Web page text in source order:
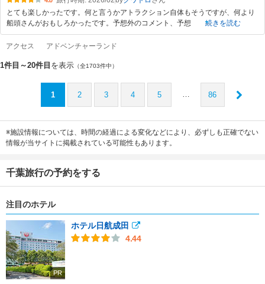
とても楽しかったです。何と言うかアトラクション自体もそうですが、何より
船頭さんがおもしろかったです。予想外のコメント、予想
続きを読む
アクセス アドベンチャーランド
1件目～20件目 を表示 （全1703件中）
1 2 3 4 5 86
※施設情報については、時間の経過による変化などにより、必ずしも正確でない
情報が当サイトに掲載されている可能性もあります。
千葉旅行の予約をする
注目のホテル
PR
ホテル日航成田
4.44